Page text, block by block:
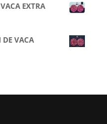
EXTRA
DE VACA